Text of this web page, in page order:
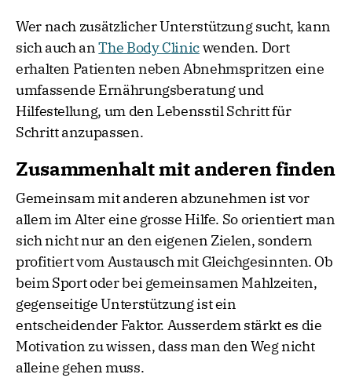
Wer nach zusätzlicher Unterstützung sucht, kann
sich auch anThe Body Clinicwenden. Dort
erhalten Patienten neben Abnehmspritzen eine
umfassende Ernährungsberatung und
Hilfestellung, um den Lebensstil Schritt für
Schritt anzupassen.
Zusammenhalt mit anderen finden
Gemeinsam mit anderen abzunehmen ist vor
allem im Alter eine grosse Hilfe. So orientiert man
sich nicht nur an den eigenen Zielen, sondern
profitiert vom Austausch mit Gleichgesinnten. Ob
beim Sport oder bei gemeinsamen Mahlzeiten,
gegenseitige Unterstützung ist ein
entscheidender Faktor. Ausserdem stärkt es die
Motivation zu wissen, dass man den Weg nicht
alleine gehen muss.